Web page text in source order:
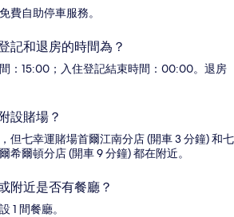
費自助停車服務。
記和退房的時間為？
：15:00；入住登記結束時間：00:00。退房
設賭場？
但七幸運賭場首爾江南分店 (開車 3 分鐘) 和七
希爾頓分店 (開車 9 分鐘) 都在附近。
附近是否有餐廳？
1 間餐廳。